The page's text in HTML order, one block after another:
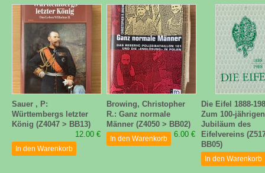
Sauer , P:
Württembergs letzter
König (Z4047 > BB13)
12.00 €
In den Warenkorb
Browing, Christopher
R.: Ganz normale
Männer (Z4050 > BB02)
6.00 €
In den Warenkorb
Die Eifel 1888-
Zum 100-jährigen
Jubiläum des
Eifelvereins
BB05)
In den Warenkorb